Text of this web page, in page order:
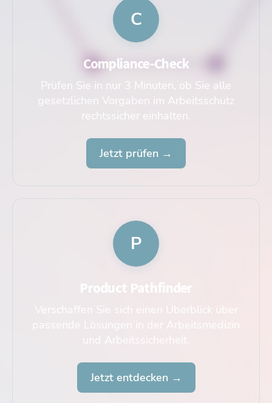
C
Compliance-Check
Prüfen Sie in nur 3 Minuten, ob Sie alle
gesetzlichen Vorgaben im Arbeitsschutz
rechtssicher einhalten.
Jetzt prüfen →
P
Product Pathfinder
Verschaffen Sie sich einen Überblick über
Jetzt entdecken →